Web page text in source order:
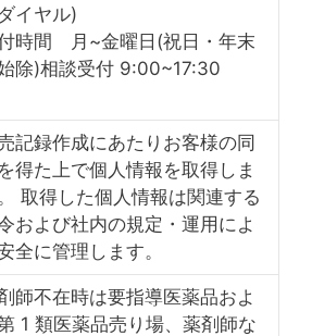
イヤル)
時間 月~金曜日(祝日・年末
除)相談受付 9:00~17:30
記録作成にあたりお客様の同
得た上で個人情報を取得しま
取得した個人情報は関連する
および社内の規定・運用によ
全に管理します。
師不在時は要指導医薬品およ
1 類医薬品売り場、薬剤師な